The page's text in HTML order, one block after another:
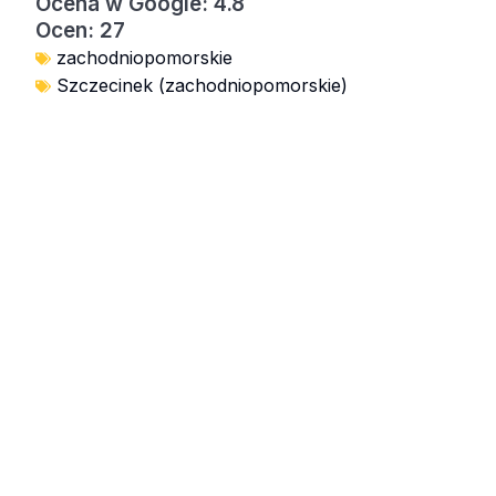
Ocen: 27
zachodniopomorskie
Szczecinek (zachodniopomorskie)